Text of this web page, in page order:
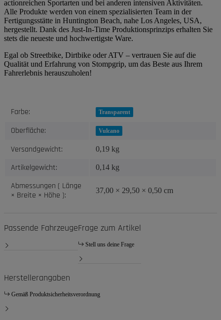
actionreichen Sportarten und bei anderen intensiven Aktivitäten.
Alle Produkte werden von einem spezialisierten Team in der
Fertigungsstätte in Huntington Beach, nahe Los Angeles, USA,
hergestellt. Dank des Just-In-Time Produktionsprinzips erhalten Sie
stets die neueste und hochwertigste Ware.
Egal ob Streetbike, Dirtbike oder ATV – vertrauen Sie auf die
Qualität und Erfahrung von Stompgrip, um das Beste aus Ihrem
Fahrerlebnis herauszuholen!
Produkteigenschaft
Wert
Farbe: Transparent
Oberfläche: Vulcano
Versandgewicht: 0,19 kg
Artikelgewicht: 0,14 kg
Abmessungen ( Länge
× Breite × Höhe ):
37,00 × 29,50 × 0,50 cm
Passende FahrzeugeFrage zum Artikel
Stell uns deine Frage
Herstellerangaben
Gemäß Produktsicherheitsverordnung